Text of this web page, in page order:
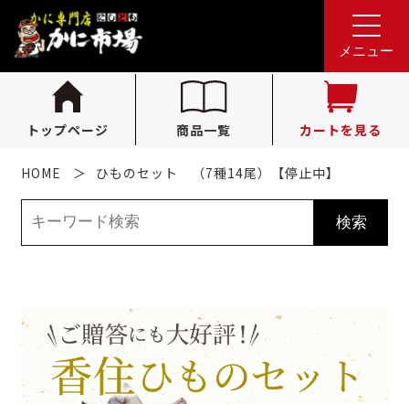
メニュー
トップページ 商品一覧 カートを見る
れんが亭へのお問い合わせ
tel.0796-36-1341
（受付時間 10:00〜16:00）
HOME ひものセット （7種14尾）【停止中】